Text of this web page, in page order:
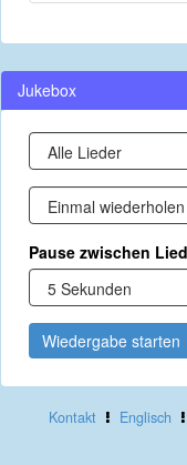
Jukebox
Pause zwischen
Wiedergabe starten
Kontakt Englisch